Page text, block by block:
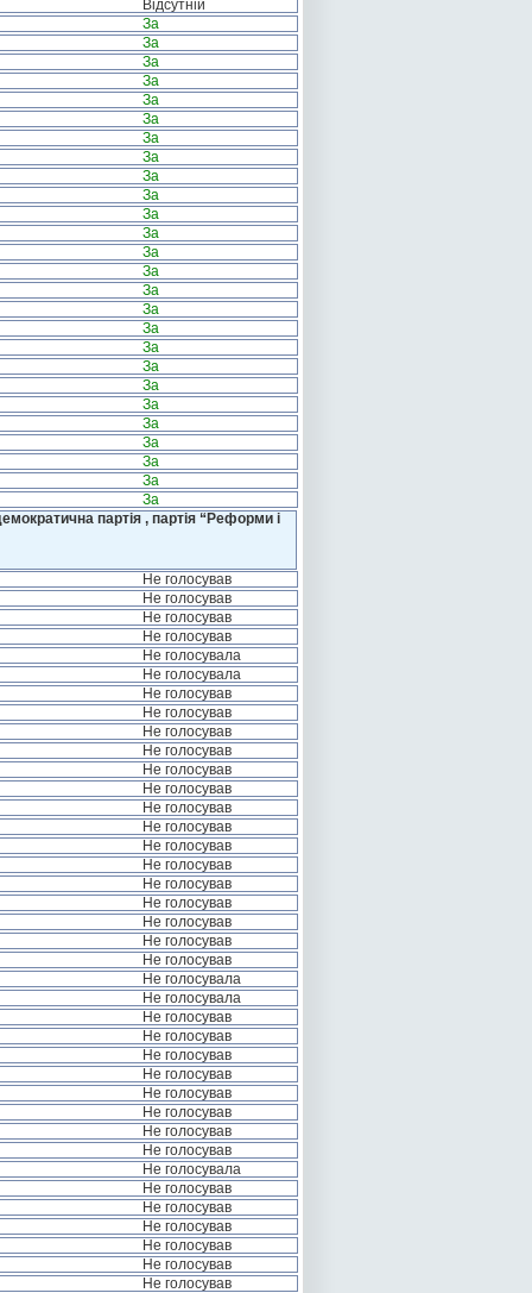
Відсутній
За
За
За
За
За
За
За
За
За
За
За
За
За
За
За
За
За
За
За
За
За
За
За
За
За
За
партія , партія “Реформи і
Не голосував
Не голосував
Не голосував
Не голосував
Не голосувала
Не голосувала
Не голосував
Не голосував
Не голосував
Не голосував
Не голосував
Не голосував
Не голосував
Не голосував
Не голосував
Не голосував
Не голосував
Не голосував
Не голосував
Не голосував
Не голосував
Не голосувала
Не голосувала
Не голосував
Не голосував
Не голосував
Не голосував
Не голосував
Не голосував
Не голосував
Не голосував
Не голосувала
Не голосував
Не голосував
Не голосував
Не голосував
Не голосував
Не голосував